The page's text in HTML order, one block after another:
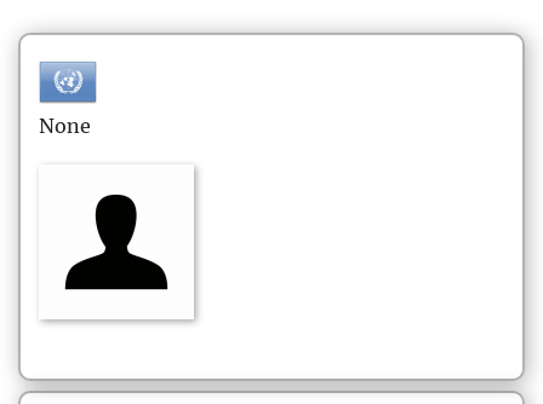
None